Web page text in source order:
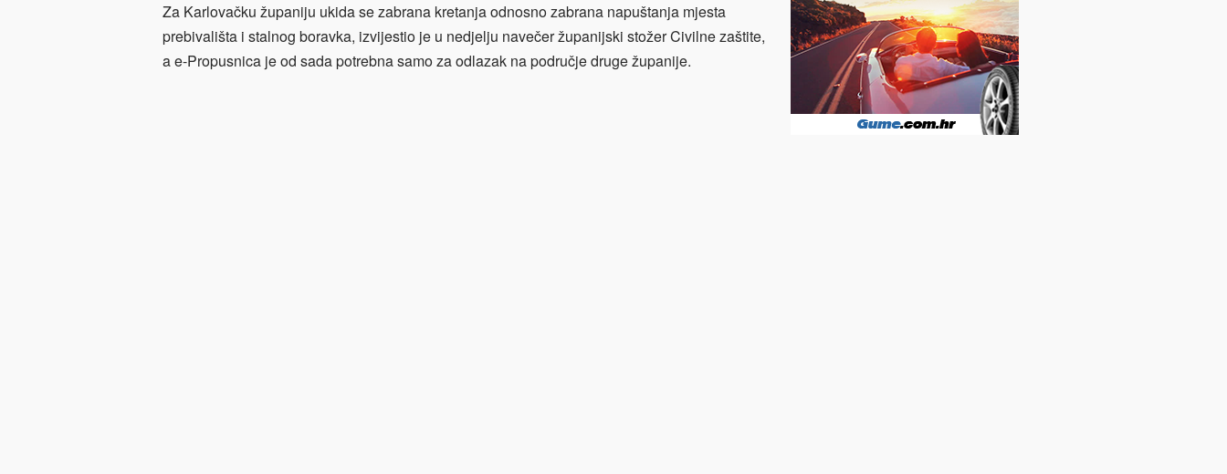
Za Karlovačku županiju ukida se zabrana kretanja odnosno zabrana napuštanja mjesta
prebivališta i stalnog boravka, izvijestio je u nedjelju navečer županijski stožer Civilne zaštite,
a e-Propusnica je od sada potrebna samo za odlazak na područje druge županije.